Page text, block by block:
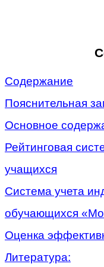
Содержание
Пояснительная
Основное
Рейтинговая
учащихся
Система учета
обучающихся
Оценка
Литература: